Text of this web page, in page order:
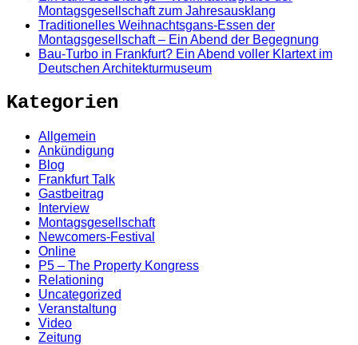
Montagsgesellschaft zum Jahresausklang
Traditionelles Weihnachtsgans-Essen der
Montagsgesellschaft – Ein Abend der Begegnung
Bau-Turbo in Frankfurt? Ein Abend voller Klartext im
Deutschen Architekturmuseum
Kategorien
Allgemein
Ankündigung
Blog
Frankfurt Talk
Gastbeitrag
Interview
Montagsgesellschaft
Newcomers-Festival
Online
P5 – The Property Kongress
Relationing
Uncategorized
Veranstaltung
Video
Zeitung